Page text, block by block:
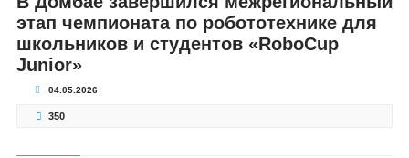
этап чемпионата по робототехнике для
школьников и студентов «RoboCup
Junior»
04.05.2026
350